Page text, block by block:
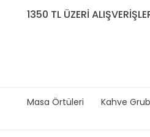
1350 TL ÜZERİ
Masa Örtüleri Kahve